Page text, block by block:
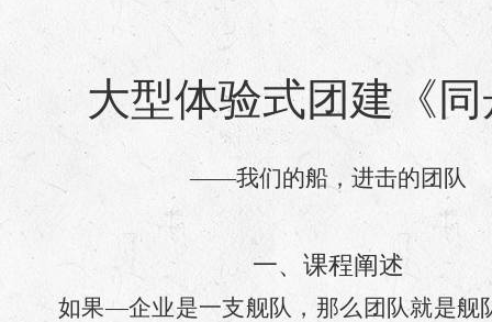
大型体验式团建《
创》团队共创系列精
——我们的船，进击的团队
一、课程阐述
如果—企业是一支舰队，那么团队就是舰